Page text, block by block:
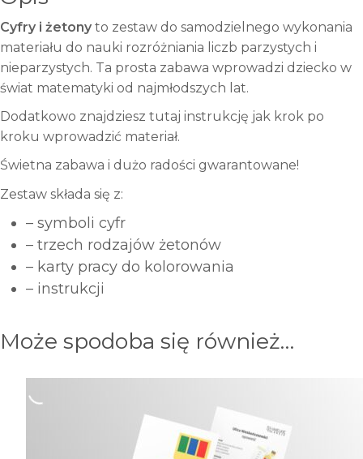
Cyfry i żetony to zestaw do samodzielnego wykonania
materiału do nauki rozróżniania liczb parzystych i
nieparzystych. Ta prosta zabawa wprowadzi dziecko w
świat matematyki od najmłodszych lat.
Dodatkowo znajdziesz tutaj instrukcję jak krok po
kroku wprowadzić materiał.
Świetna zabawa i dużo radości gwarantowane!
Zestaw składa się z:
– symboli cyfr
– trzech rodzajów żetonów
– karty pracy do kolorowania
– instrukcji
Może spodoba się również…